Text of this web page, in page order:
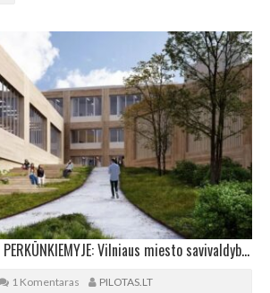
INOVATYVI MOKYKLA PERKŪNKIEMYJE: Vilniaus miesto savivaldybė išdavė leidimą statybai
1 Komentaras PILOTAS.LT